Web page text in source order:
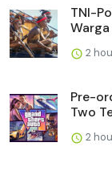
TNI-
2
Pre-
Two
2